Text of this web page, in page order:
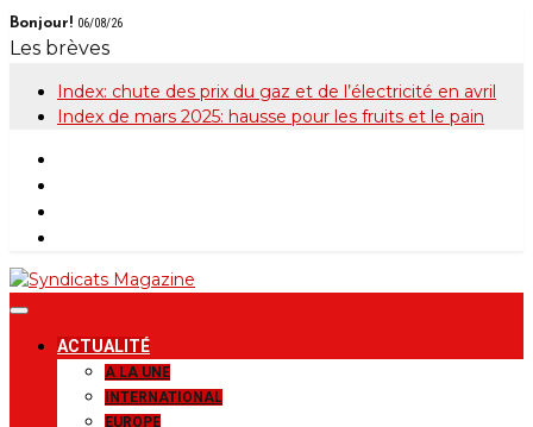
Skip
to
Bonjour! 06/08/26
Les brèves
Index: chute des prix du gaz et de l’électricité en avril
Index de mars 2025: hausse pour les fruits et le pain
Syndicats
Magazine
Le magazine de la FGTB
ACTUALITÉ
A LA UNE
INTERNATIONAL
EUROPE